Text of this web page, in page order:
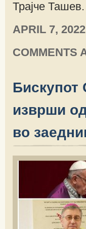
Трајче
APRIL 7,
COMMENTS
Бискупот
изврши
во